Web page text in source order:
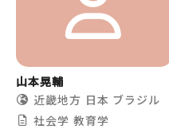
山本晃輔
近畿地方 日本 ブラジル
社会学 教育学